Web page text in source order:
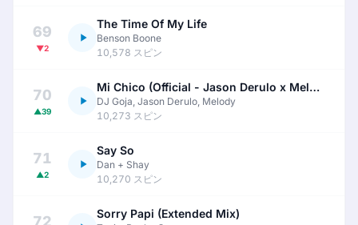
69
▼2
The Time Of My Life
Benson Boone
10,578 スピン
70
▲39
Mi Chico (Official - Jason Derulo x Melody)
DJ Goja, Jason Derulo, Melody
10,273 スピン
71
▲2
Say So
Dan + Shay
10,270 スピン
72 Sorry Papi (Extended Mix)